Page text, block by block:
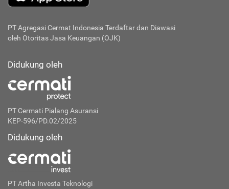
PT Agregasi Cermat Indonesia Terdaftar dan Diawasi
oleh Otoritas Jasa Keuangan (OJK)
Didukung oleh
PT Cermati Pialang Asuransi
KEP-596/PD.02/2025
Didukung oleh
PT Artha Investa Teknologi